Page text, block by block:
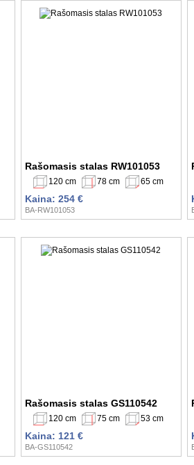
Rašomasis stalas RW101053
120 cm 78 cm 65 cm
Kaina: 254 €
BA-RW101053
Rašomasis stalas GS110542
120 cm 75 cm 53 cm
Kaina: 121 €
BA-GS110542